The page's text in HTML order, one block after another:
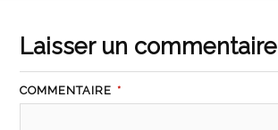
Laisser un commentaire
COMMENTAIRE *